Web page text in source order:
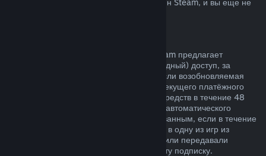
средства были переведены через магазин Steam, и вы еще не
Для определённого контента и услуг Steam предлагает
периодический (ежемесячный или ежегодный) доступ, за
который взимается регулярная плата. Если возобновляемая
подписка не использовалась в течение текущего платёжного
периода, вы можете запросить возврат средств в течение 48
часов с момента покупки или с момента автоматического
продления. Контент считается использованным, если в течение
текущего платёжного периода вы играли в одну из игр из
подписки либо использовали, изменяли или передавали
преимущества или скидки, входящие в эту подписку.